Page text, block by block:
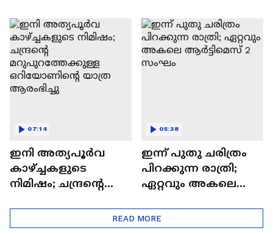
WhatsApp | Tech Talk
Tech Talk
ഇനി അത്യപൂര്‍വ
കാഴ്ച്ചകളുടെ
നിമിഷം; ചന്ദ്രന്റെ
ഒറിയോണിന്റെ യാത്ര
ആരംഭിച്ചു
07:14
ഇന്ന് പുതു ചരിത്രം
പിറക്കുന്ന രാത്രി;
ഏറ്റവും അകലെ
05:38
READ MORE